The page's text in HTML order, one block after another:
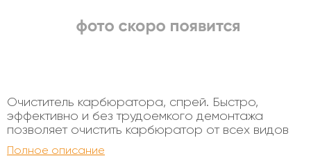
Очиститель карбюратора, спрей. Быстро,
эффективно и без трудоемкого демонтажа
позволяет очистить карбюратор от всех видов
углеводородных отложений (нагар, смолы,
масляную пленку и т. п.), накапливающихся в
Полное описание